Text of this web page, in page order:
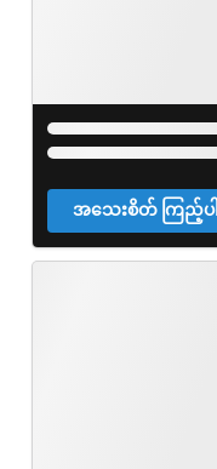
အသေးစိတ် ကြည့်ပါ